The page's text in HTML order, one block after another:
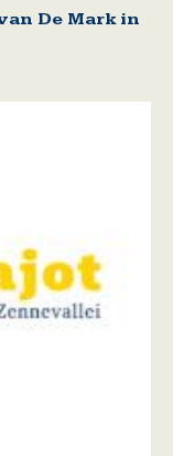
De Mark in